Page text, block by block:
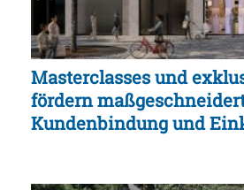
Masterclasses und
fördern
Kundenbindung und